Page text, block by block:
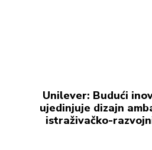
Unilever: Budući
ujedinjuje dizajn
istraživačko-